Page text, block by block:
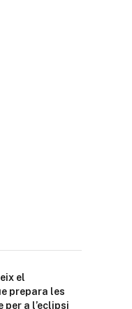
el
prepara les
per a l’eclipsi